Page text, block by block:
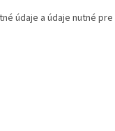
údaje a údaje nutné pre